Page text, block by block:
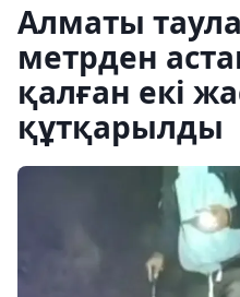
Алматы
метрден
қалған екі
құтқарылды